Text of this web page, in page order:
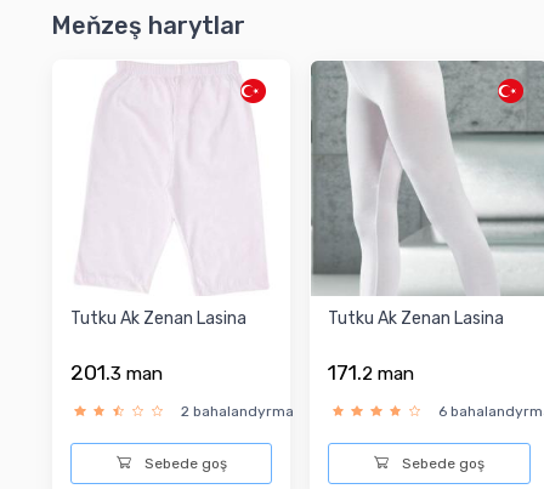
Meňzeş harytlar
Tutku Ak Zenan Lasina
201.3 man
2 bahalandyrma
Sebede goş
Tutku Ak Zenan Lasina
171.2 man
6
Sebede goş